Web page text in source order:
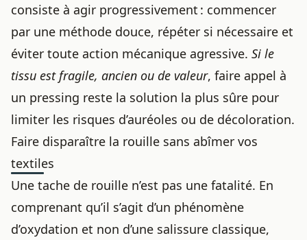
consiste à agir progressivement : commencer
par une méthode douce, répéter si nécessaire et
éviter toute action mécanique agressive. Si le
tissu est fragile, ancien ou de valeur, faire appel à
un pressing reste la solution la plus sûre pour
limiter les risques d’auréoles ou de décoloration.
Faire disparaître la rouille sans abîmer vos
textiles
Une tache de rouille n’est pas une fatalité. En
comprenant qu’il s’agit d’un phénomène
d’oxydation et non d’une salissure classique,